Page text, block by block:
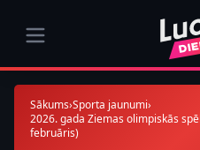
Sākums›Sporta jaunumi›
2026. gada Ziemas olimpiskās
februāris)